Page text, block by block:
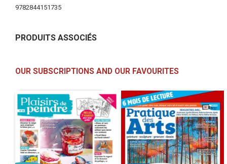
9782844151735
PRODUITS ASSOCIÉS
OUR SUBSCRIPTIONS AND OUR FAVOURITES